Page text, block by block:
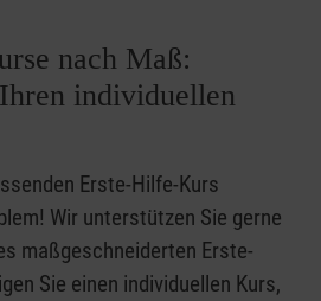
nach Maß:
individuellen
Erste-Hilfe-Kurs
Wir unterstützen Sie gerne
maßgeschneiderten Erste-
Sie einen individuellen Kurs,